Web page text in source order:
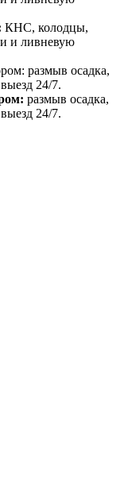
КНС, колодцы,
и ливневую
размыв осадка,
24/7.